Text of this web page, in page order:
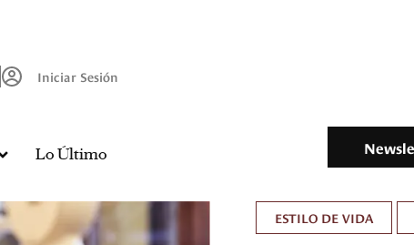
Iniciar Sesión
Lo Último
ESTILO DE VIDA